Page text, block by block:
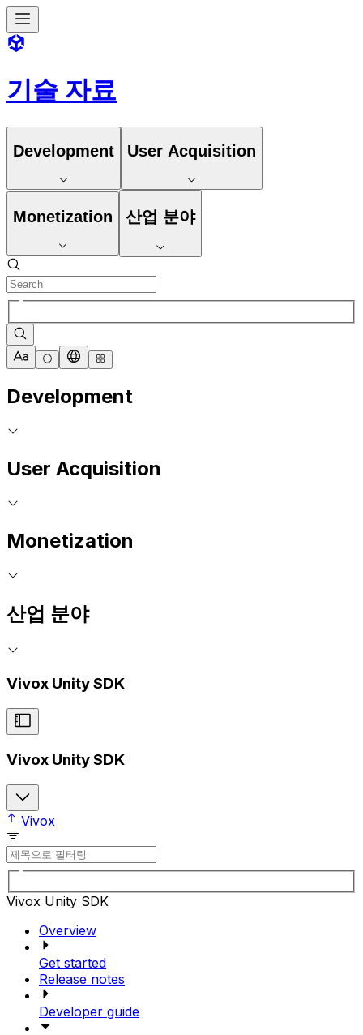
기술 자료
Development User Acquisition
Monetization 산업 분야
Development
User Acquisition
Monetization
산업 분야
Vivox Unity SDK
Vivox Unity SDK
Vivox
Vivox Unity SDK
Overview
Get started
Release notes
Developer guide